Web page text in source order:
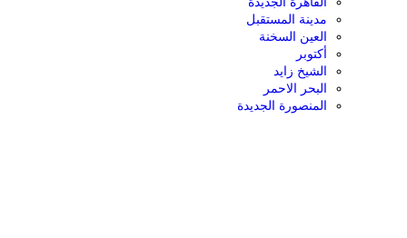
مدينة المستقبل
العين السخنة
أكتوبر
الشيخ زايد
البحر الاحمر
المنصورة الجديدة